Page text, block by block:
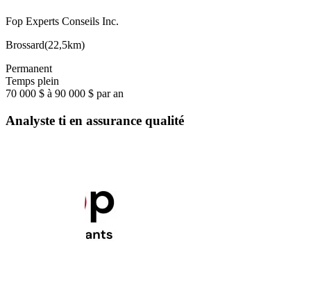
Fop Experts Conseils Inc.
Brossard(22,5km)
Permanent
Temps plein
70 000 $ à 90 000 $ par an
Analyste ti en assurance qualité